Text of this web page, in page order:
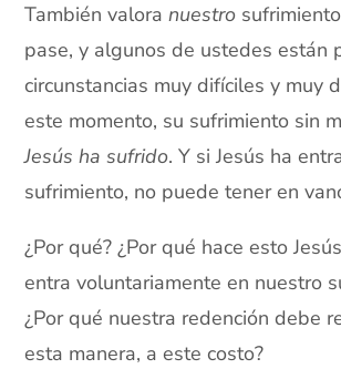
También valoranuestro
pase, y algunos de ustedes están
circunstancias muy difíciles y muy
este momento, su sufrimiento sin
Jesús ha sufrido. Y si Jesús ha
sufrimiento, no puede tener en
¿Por qué? ¿Por qué hace esto
entra voluntariamente en nuestro
¿Por qué nuestra redención debe
esta manera, a este costo?